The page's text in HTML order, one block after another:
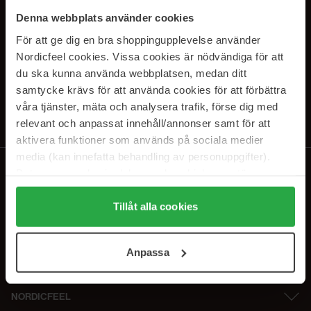
Denna webbplats använder cookies
För att ge dig en bra shoppingupplevelse använder
Nordicfeel cookies. Vissa cookies är nödvändiga för att
du ska kunna använda webbplatsen, medan ditt
samtycke krävs för att använda cookies för att förbättra
våra tjänster, mäta och analysera trafik, förse dig med
relevant och anpassat innehåll/annonser samt för att
aktivera funktioner som används på sociala medier
media (kan innefatta behandling av personuppgifter).
Genom att trycka på "Tillåt alla cookies" accepterar du
alla cookies, medan du under "Detaljer" kan anpassa
användningen av cookies. Du kan när som helst återkalla
samt vår Integritetspolicy.
Tillåt alla cookies
Anpassa
SUBSCRIBE TO OUR
NEWSLETTER
E-postadresse
Ved å abonnere godtar du vårpersonvernerklæring. Du kan melde deg
NORDICFEEL